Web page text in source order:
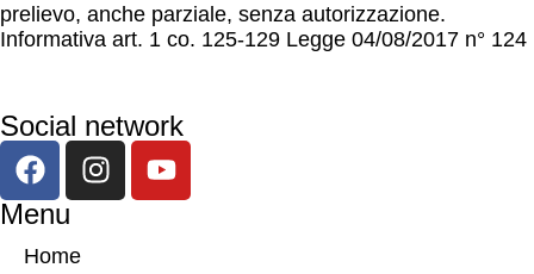
prelievo, anche parziale, senza autorizzazione.
Informativa art. 1 co. 125-129 Legge 04/08/2017 n° 124
Social network
Menu
Home